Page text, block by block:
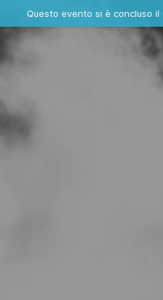
Dove
Questo evento si è concluso il